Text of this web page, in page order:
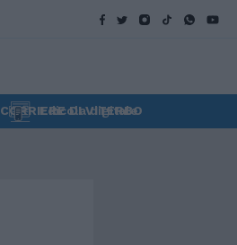
CORRIERE DI VITERBO
Edicola digitale